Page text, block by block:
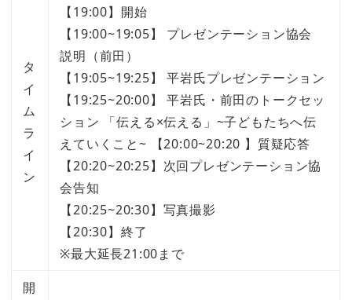
タ
イ
ム
ラ
イ
ン
【19:00】開始
【19:00~19:05】 プレゼンテーション協会
説明（前田）
【19:05~19:25】 平岩氏プレゼンテーション
【19:25~20:00】 平岩氏・前田のトークセッ
ション 「伝える×伝える」~子どもたちへ伝
えていくこと~ 【20:00~20:20 】質疑応答
【20:20~20:25】次回プレゼンテーション協
会告知
【20:25~20:30】写真撮影
【20:30】終了
※最大延長21:00まで
開